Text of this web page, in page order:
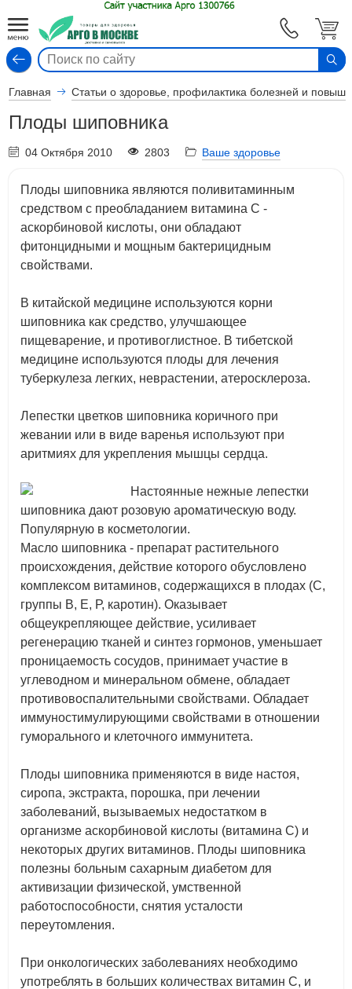
Главная Статьи о здоровье, профилактика болезней и
Плоды шиповника
04 Октября 2010 2803 Ваше здоровье
Плоды шиповника являются поливитаминным
средством с преобладанием витамина С -
аскорбиновой кислоты, они обладают
фитонцидными и мощным бактерицидным
свойствами.
В китайской медицине используются корни
шиповника как средство, улучшающее
пищеварение, и противоглистное. В тибетской
медицине используются плоды для лечения
туберкулеза легких, неврастении, атеросклероза.
Лепестки цветков шиповника коричного при
жевании или в виде варенья используют при
аритмиях для укрепления мышцы сердца.
Настоянные нежные лепестки
шиповника дают розовую ароматическую воду.
Популярную в косметологии.
Масло шиповника - препарат растительного
происхождения, действие которого обусловлено
комплексом витаминов, содержащихся в плодах (С,
группы В, Е, Р, каротин). Оказывает
общеукрепляющее действие, усиливает
регенерацию тканей и синтез гормонов, уменьшает
проницаемость сосудов, принимает участие в
углеводном и минеральном обмене, обладает
противовоспалительными свойствами. Обладает
иммуностимулирующими свойствами в отношении
гуморального и клеточного иммунитета.
Плоды шиповника применяются в виде настоя,
сиропа, экстракта, порошка, при лечении
заболеваний, вызываемых недостатком в
организме аскорбиновой кислоты (витамина С) и
некоторых других витаминов. Плоды шиповника
полезны больным сахарным диабетом для
активизации физической, умственной
работоспособности, снятия усталости
переутомления.
При онкологических заболеваниях необходимо
употреблять в больших количествах витамин С, и